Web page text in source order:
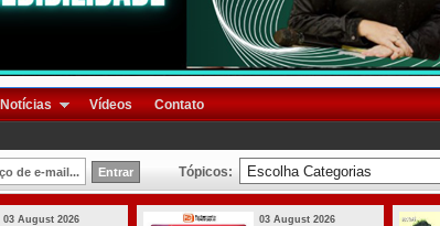
Notícias Vídeos Contato
Tópicos:
03 August 2026 03 August 2026